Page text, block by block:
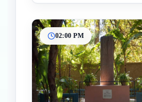
02:00 PM